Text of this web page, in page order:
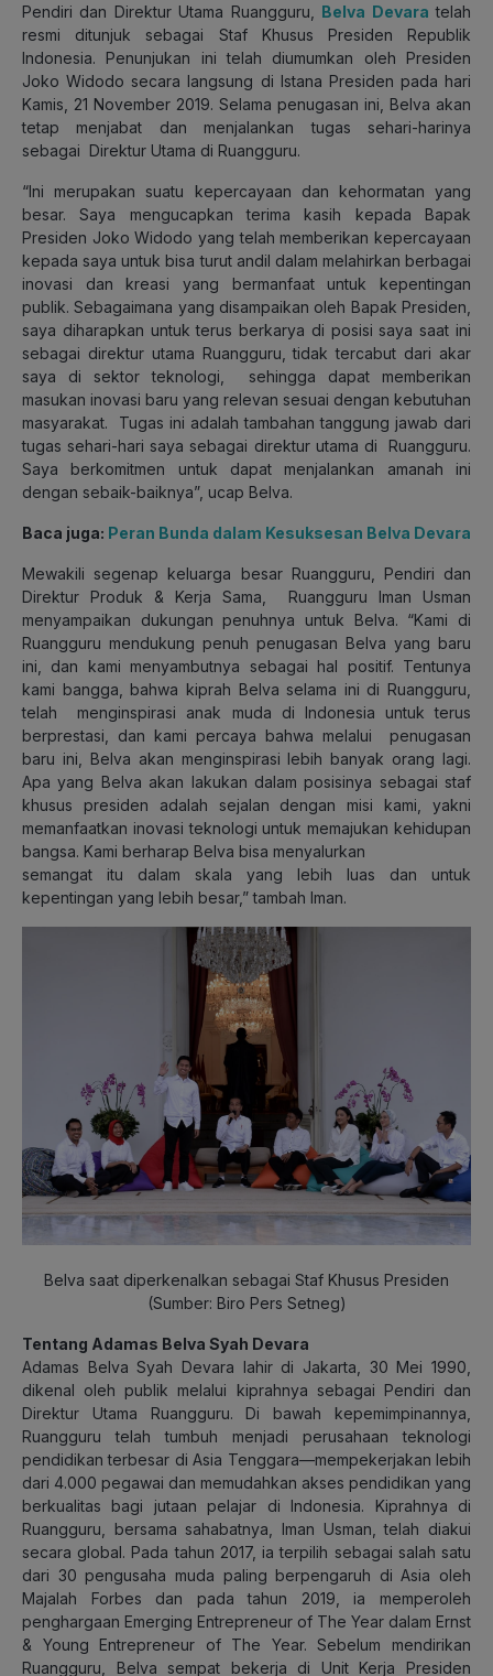
Pendiri dan Direktur Utama Ruangguru, Belva Devara telah
resmi ditunjuk sebagai Staf Khusus Presiden Republik
Indonesia. Penunjukan ini telah diumumkan oleh Presiden
Joko Widodo secara langsung di Istana Presiden pada hari
Kamis, 21 November 2019. Selama penugasan ini, Belva akan
tetap menjabat dan menjalankan tugas sehari-harinya
sebagai Direktur Utama di Ruangguru.
“Ini merupakan suatu kepercayaan dan kehormatan yang
besar. Saya mengucapkan terima kasih kepada Bapak
Presiden Joko Widodo yang telah memberikan kepercayaan
kepada saya untuk bisa turut andil dalam melahirkan berbagai
inovasi dan kreasi yang bermanfaat untuk kepentingan
publik. Sebagaimana yang disampaikan oleh Bapak Presiden,
saya diharapkan untuk terus berkarya di posisi saya saat ini
sebagai direktur utama Ruangguru, tidak tercabut dari akar
saya di sektor teknologi, sehingga dapat memberikan
masukan inovasi baru yang relevan sesuai dengan kebutuhan
masyarakat. Tugas ini adalah tambahan tanggung jawab dari
tugas sehari-hari saya sebagai direktur utama di Ruangguru.
Saya berkomitmen untuk dapat menjalankan amanah ini
dengan sebaik-baiknya”, ucap Belva.
Baca juga: Peran Bunda dalam Kesuksesan Belva Devara
Mewakili segenap keluarga besar Ruangguru, Pendiri dan
Direktur Produk & Kerja Sama, Ruangguru Iman Usman
menyampaikan dukungan penuhnya untuk Belva. “Kami di
Ruangguru mendukung penuh penugasan Belva yang baru
ini, dan kami menyambutnya sebagai hal positif. Tentunya
kami bangga, bahwa kiprah Belva selama ini di Ruangguru,
telah menginspirasi anak muda di Indonesia untuk terus
berprestasi, dan kami percaya bahwa melalui penugasan
baru ini, Belva akan menginspirasi lebih banyak orang lagi.
Apa yang Belva akan lakukan dalam posisinya sebagai staf
khusus presiden adalah sejalan dengan misi kami, yakni
memanfaatkan inovasi teknologi untuk memajukan kehidupan
bangsa. Kami berharap Belva bisa menyalurkan
semangat itu dalam skala yang lebih luas dan untuk
kepentingan yang lebih besar,” tambah Iman.
Belva saat diperkenalkan sebagai Staf Khusus Presiden
(Sumber: Biro Pers Setneg)
Tentang Adamas Belva Syah Devara
Adamas Belva Syah Devara lahir di Jakarta, 30 Mei 1990,
dikenal oleh publik melalui kiprahnya sebagai Pendiri dan
Direktur Utama Ruangguru. Di bawah kepemimpinannya,
Ruangguru telah tumbuh menjadi perusahaan teknologi
pendidikan terbesar di Asia Tenggara—mempekerjakan lebih
dari 4.000 pegawai dan memudahkan akses pendidikan yang
berkualitas bagi jutaan pelajar di Indonesia. Kiprahnya di
Ruangguru, bersama sahabatnya, Iman Usman, telah diakui
secara global. Pada tahun 2017, ia terpilih sebagai salah satu
dari 30 pengusaha muda paling berpengaruh di Asia oleh
Majalah Forbes dan pada tahun 2019, ia memperoleh
penghargaan Emerging Entrepreneur of The Year dalam Ernst
& Young Entrepreneur of The Year. Sebelum mendirikan
Ruangguru, Belva sempat bekerja di Unit Kerja Presiden